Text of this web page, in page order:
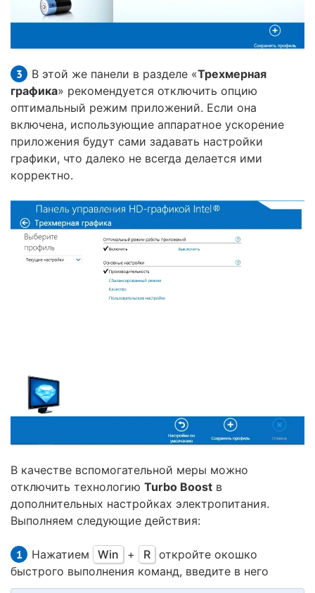
В этой же панели в разделе «Трехмерная
графика» рекомендуется отключить опцию
оптимальный режим приложений. Если она
включена, использующие аппаратное ускорение
приложения будут сами задавать настройки
графики, что далеко не всегда делается ими
корректно.
В качестве вспомогательной меры можно
отключить технологию Turbo Boost в
дополнительных настройках электропитания.
Выполняем следующие действия:
Нажатием Win + R откройте окошко
быстрого выполнения команд, введите в него